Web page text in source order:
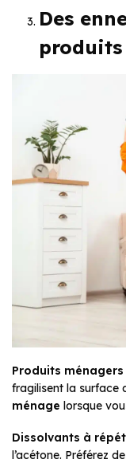
Des
Produits ménagers
fragilisent la surface
ménage lorsque
Dissolvants à
l’acétone. Préférez